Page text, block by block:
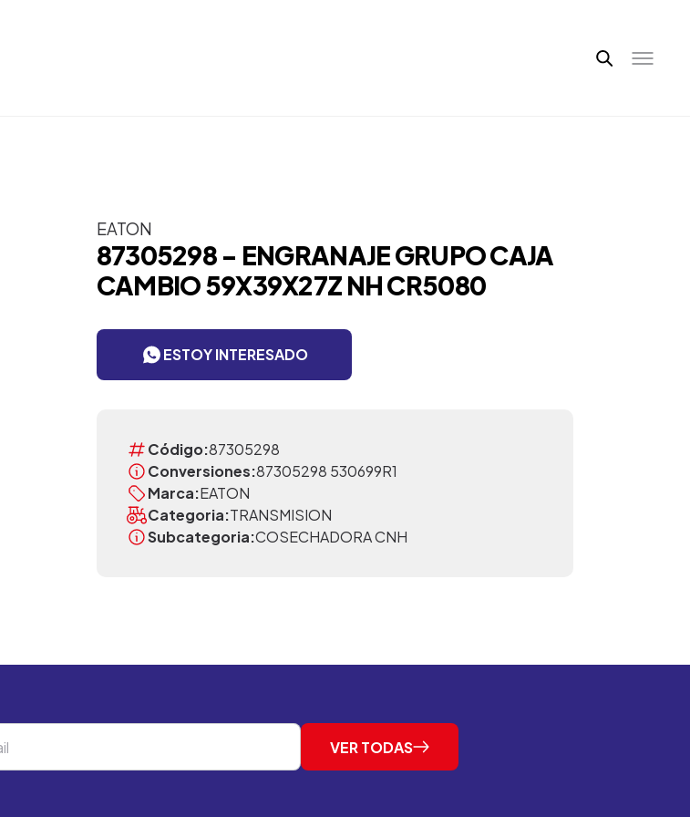
EATON
87305298 - ENGRANAJE GRUPO CAJA
CAMBIO 59X39X27Z NH CR5080
ESTOY INTERESADO
Código:87305298
Conversiones:87305298 530699R1
Marca:EATON
Categoria:TRANSMISION
Subcategoria:COSECHADORA CNH
VER TODAS